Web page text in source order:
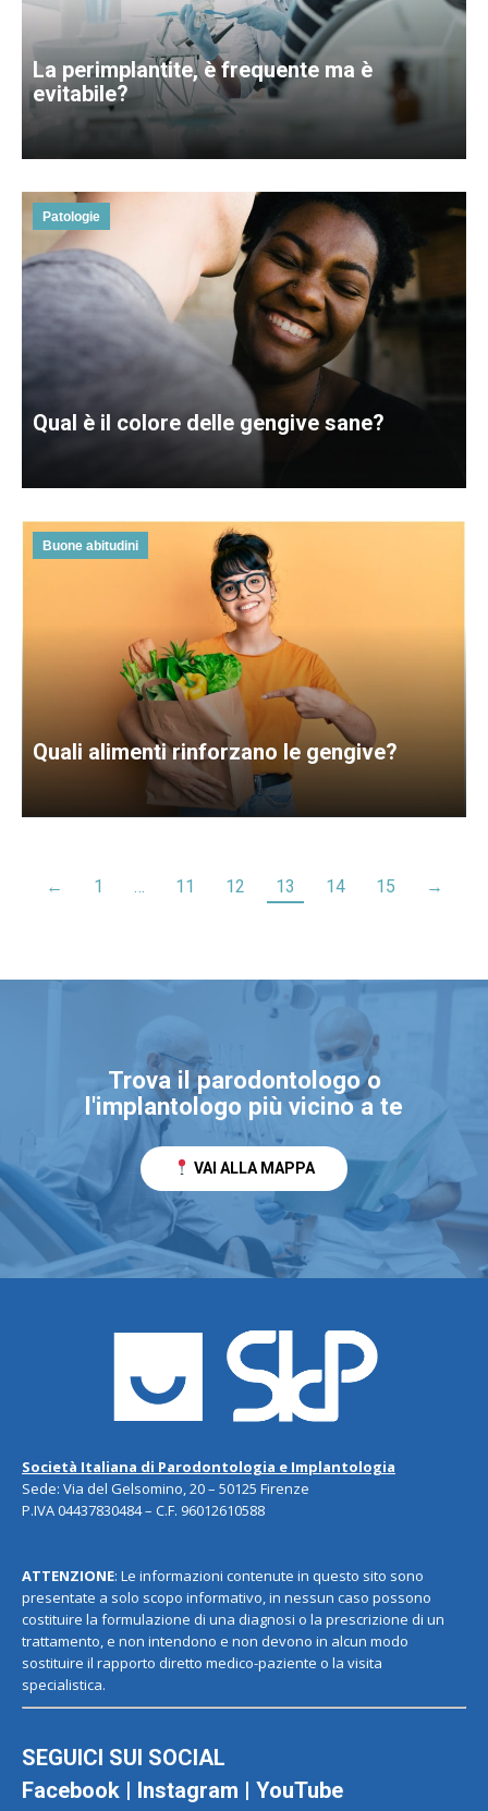
La perimplantite, è frequente ma è
evitabile?
Patologie
Qual è il colore delle gengive sane?
Buone abitudini
Quali alimenti rinforzano le gengive?
← 1 … 11 12 13 14 15 →
Trova il parodontologo o
l'implantologo più vicino a te
VAI ALLA MAPPA
Società Italiana di Parodontologia e Implantologia
Sede: Via del Gelsomino, 20 – 50125 Firenze
P.IVA 04437830484 – C.F. 96012610588
ATTENZIONE: Le informazioni contenute in questo sito sono
presentate a solo scopo informativo, in nessun caso possono
costituire la formulazione di una diagnosi o la prescrizione di un
trattamento, e non intendono e non devono in alcun modo
sostituire il rapporto diretto medico-paziente o la visita
specialistica.
SEGUICI SUI SOCIAL
Facebook | Instagram | YouTube